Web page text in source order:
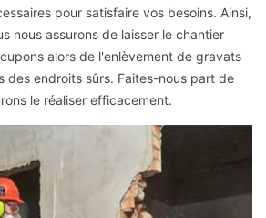
pour satisfaire vos besoins. Ainsi,
nous assurons de laisser le chantier
alors de l'enlèvement de gravats
des endroits sûrs. Faites-nous part de
le réaliser efficacement.